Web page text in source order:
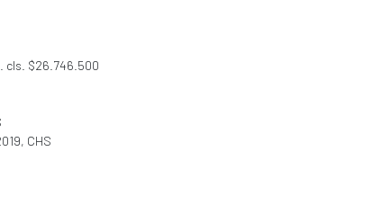
cls. $26.746.500
CHS